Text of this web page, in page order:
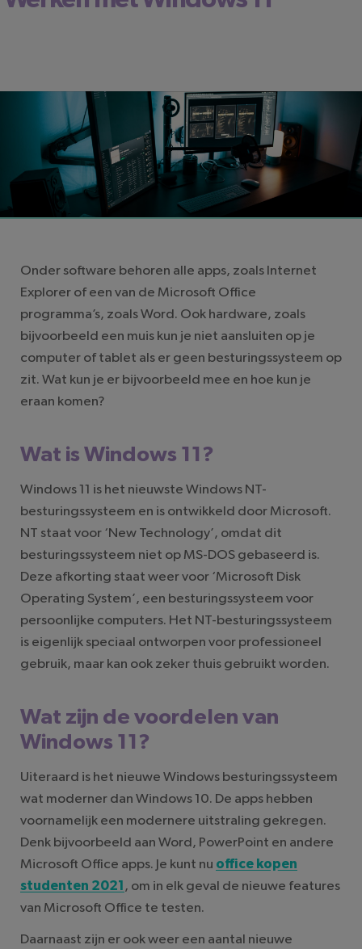
Onder software behoren alle apps, zoals Internet
Explorer of een van de Microsoft Office
programma’s, zoals Word. Ook hardware, zoals
bijvoorbeeld een muis kun je niet aansluiten op je
computer of tablet als er geen besturingssysteem op
zit. Wat kun je er bijvoorbeeld mee en hoe kun je
eraan komen?
Wat is Windows 11?
Windows 11 is het nieuwste Windows NT-
besturingssysteem en is ontwikkeld door Microsoft.
NT staat voor ‘New Technology’, omdat dit
besturingssysteem niet op MS-DOS gebaseerd is.
Deze afkorting staat weer voor ‘Microsoft Disk
Operating System’, een besturingssysteem voor
persoonlijke computers. Het NT-besturingssysteem
is eigenlijk speciaal ontworpen voor professioneel
gebruik, maar kan ook zeker thuis gebruikt worden.
Wat zijn de voordelen van
Windows 11?
Uiteraard is het nieuwe Windows besturingssysteem
wat moderner dan Windows 10. De apps hebben
voornamelijk een modernere uitstraling gekregen.
Denk bijvoorbeeld aan Word, PowerPoint en andere
Microsoft Office apps. Je kunt nu office kopen
studenten 2021 , om in elk geval de nieuwe features
van Microsoft Office te testen.
Daarnaast zijn er ook weer een aantal nieuwe